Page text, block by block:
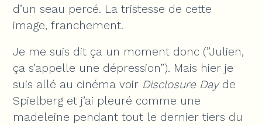
d’un seau percé. La tristesse de cette
image, franchement.
Je me suis dit ça un moment donc (”Julien,
ça s’appelle une dépression”). Mais hier je
suis allé au cinéma voir Disclosure Dayde
Spielberg et j’ai pleuré comme une
madeleine pendant tout le dernier tiers du